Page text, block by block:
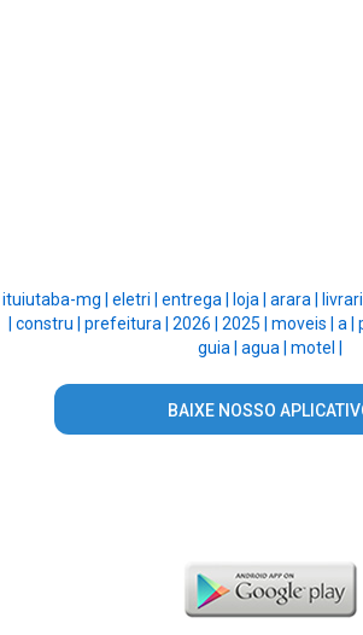
ituiutaba-mg | eletri | entrega | loja | arara |
constru | prefeitura | 2026 | 2025 | moveis | a |
guia | agua | motel |
BAIXE NOSSO